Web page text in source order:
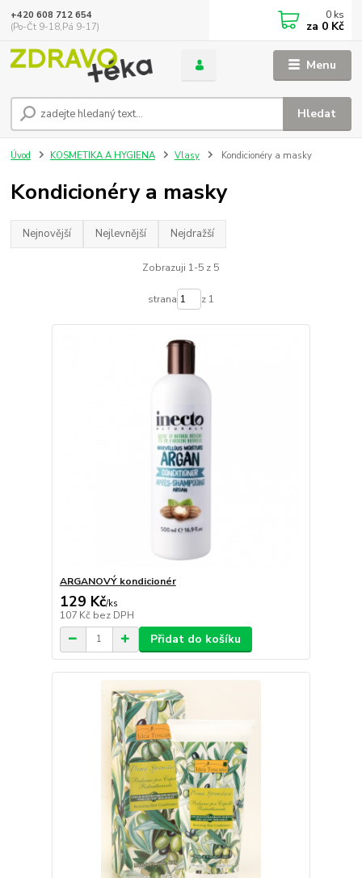
Menu
Hledat
+420 608 712 654
(Po-Čt 9-18,Pá 9-17)
0 ks
za 0 Kč
Úvod KOSMETIKA A HYGIENA Vlasy Kondicionéry a masky
Kondicionéry a masky
Nejnovější Nejlevnější Nejdražší
Zobrazuji 1-5 z 5
strana z 1
ARGANOVÝ kondicionér
129 Kč/ks
107 Kč bez DPH
Přidat do košíku